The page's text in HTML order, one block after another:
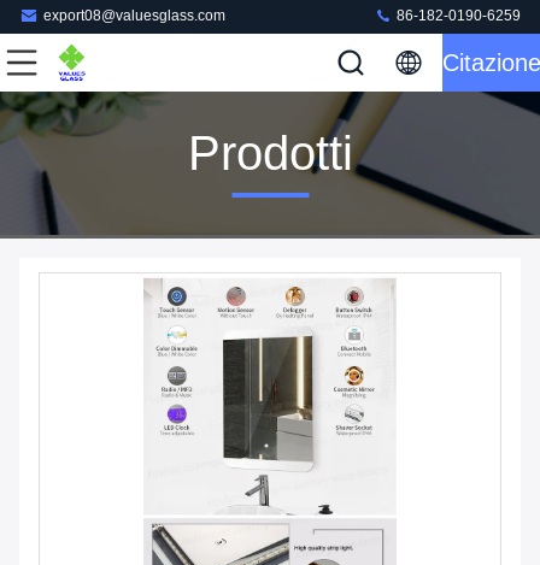
export08@valuesglass.com 86-182-0190-6259
Citazione
Prodotti